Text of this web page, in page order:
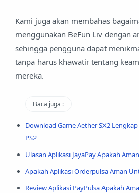
Kami juga akan membahas
menggunakan BeFun Liv dengan
sehingga pengguna dapat
tanpa harus khawatir tentang
mereka.
Baca juga :
Download Game Aether SX2
PS2
Ulasan Aplikasi JayaPay Apakah
Apakah Aplikasi Orderpulsa Aman
Review Aplikasi PayPulsa Apakah